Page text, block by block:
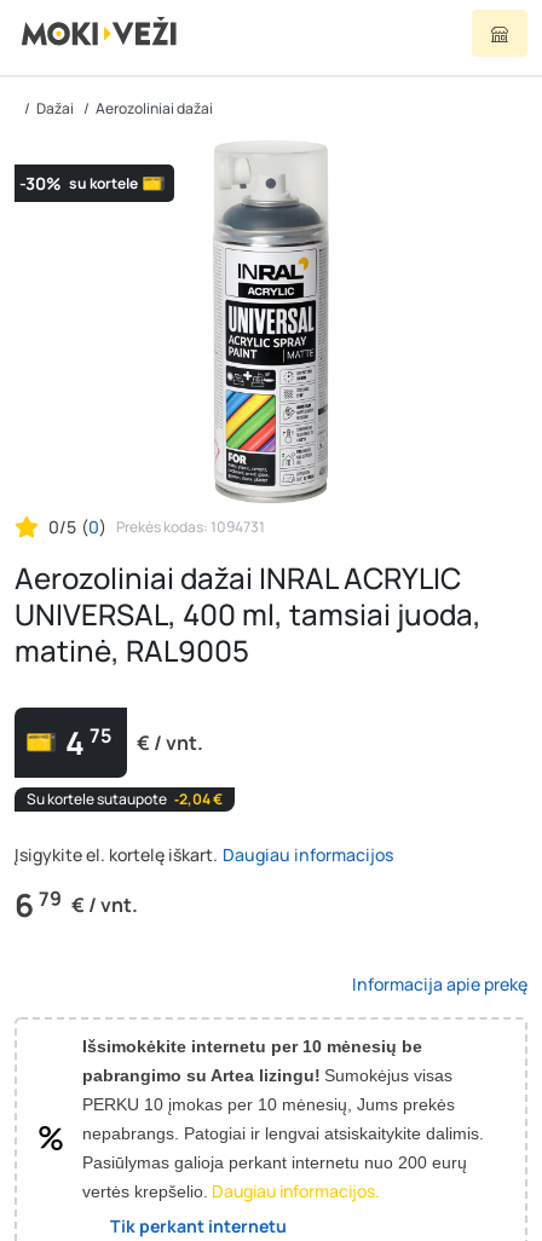
Dažai Aerozoliniai dažai
-30% su kortele
0/5 (0) Prekės kodas: 1094731
Aerozoliniai dažai INRAL ACRYLIC
UNIVERSAL, 400 ml, tamsiai juoda,
matinė, RAL9005
4 75 € / vnt.
Su kortele sutaupote ‐2,04 €
Įsigykite el. kortelę iškart. Daugiau informacijos
6 79 € / vnt.
Informacija apie prekę
Išsimokėkite internetu per 10 mėnesių be
pabrangimo su Artea lizingu! Sumokėjus visas
PERKU 10 įmokas per 10 mėnesių, Jums prekės
nepabrangs. Patogiai ir lengvai atsiskaitykite dalimis.
Pasiūlymas galioja perkant internetu nuo 200 eurų
vertės krepšelio. Daugiau informacijos.
Tik perkant internetu